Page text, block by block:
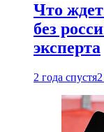
Что
без
эксперта
2 года спустя